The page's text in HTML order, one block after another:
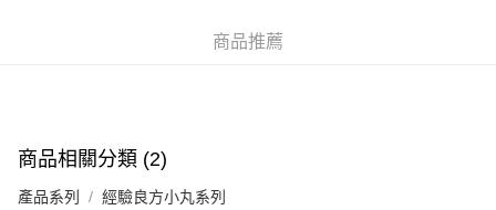
每筆HK$50.00，滿HK$350.00或以上免運費
付款後門市自取
每筆HK$50.00，滿HK$300.00或以上免運費
商品推薦
商品相關分類 (2)
產品系列 經驗良方小丸系列